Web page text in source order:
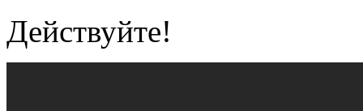
Действуйте!